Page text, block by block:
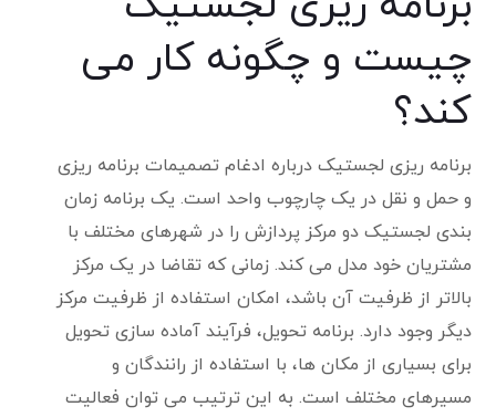
چیست و چگونه کار می
کند؟
برنامه ریزی لجستیک درباره ادغام تصمیمات برنامه ریزی
و حمل و نقل در یک چارچوب واحد است. یک برنامه زمان
بندی لجستیک دو مرکز پردازش را در شهرهای مختلف با
مشتریان خود مدل می کند. زمانی که تقاضا در یک مرکز
بالاتر از ظرفیت آن باشد، امکان استفاده از ظرفیت مرکز
دیگر وجود دارد. برنامه تحویل، فرآیند آماده سازی تحویل
برای بسیاری از مکان ها، با استفاده از رانندگان و
مسیرهای مختلف است. به این ترتیب می توان فعالیت